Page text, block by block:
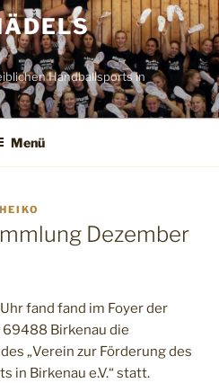
Handballsports in
Menü
HEIKO
Dezember
fand fand im Foyer der
Birkenau die
„Verein zur Förderung des
in Birkenau e.V.“ statt.